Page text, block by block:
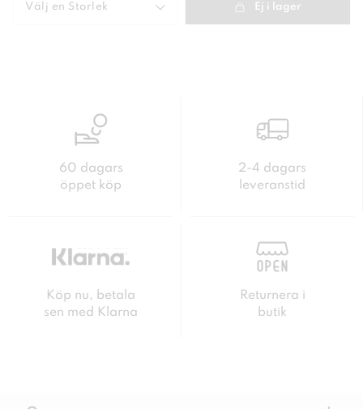
Välj en Storlek Ej i lager
60 dagars
öppet köp
2-4 dagars
leveranstid
Köp nu, betala
sen med Klarna
Returnera i
butik